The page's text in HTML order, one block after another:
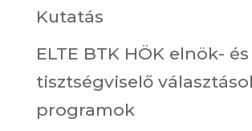
Kutatás
ELTE BTK HÖK elnök- és
tisztségviselő
programok